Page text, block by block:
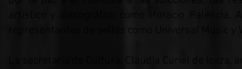
artístico y discográfico como Horacio Palencia,
representantes de sellos como Universal Music y